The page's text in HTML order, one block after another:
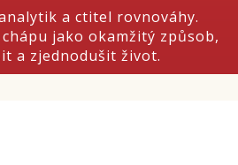
a ctitel rovnováhy.
jako okamžitý způsob,
a zjednodušit život.